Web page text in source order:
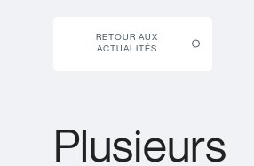
RETOUR AUX
ACTUALITÉS
Plusieurs